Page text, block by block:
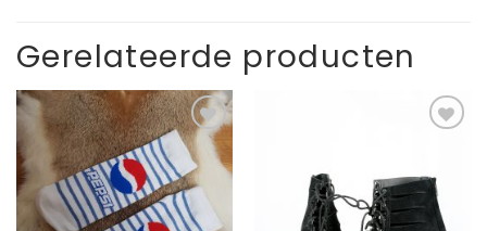
Gerelateerde producten